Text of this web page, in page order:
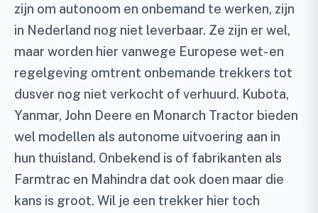
zijn om autonoom en onbemand te werken, zijn
in Nederland nog niet leverbaar. Ze zijn er wel,
maar worden hier vanwege Europese wet- en
regelgeving omtrent onbemande trekkers tot
dusver nog niet verkocht of verhuurd. Kubota,
Yanmar, John Deere en Monarch Tractor bieden
wel modellen als autonome uitvoering aan in
hun thuisland. Onbekend is of fabrikanten als
Farmtrac en Mahindra dat ook doen maar die
kans is groot. Wil je een trekker hier toch